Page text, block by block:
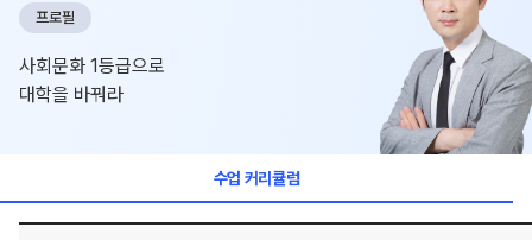
프로필
사회문화 1등급으로
대학을 바꿔라
수업 커리큘럼